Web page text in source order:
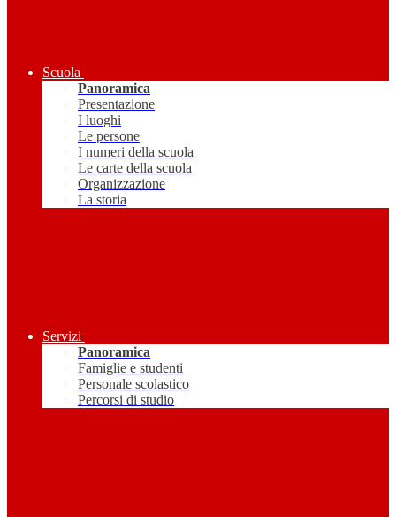
Scuola
Panoramica
Presentazione
I luoghi
Le persone
I numeri della scuola
Le carte della scuola
Organizzazione
La storia
Servizi
Panoramica
Famiglie e studenti
Personale scolastico
Percorsi di studio